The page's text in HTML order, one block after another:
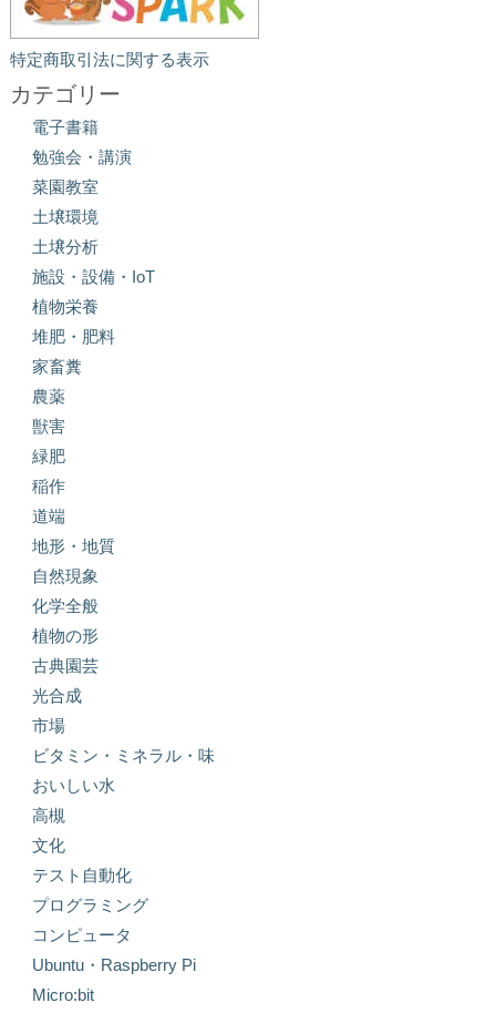
特定商取引法に関する表示
カテゴリー
電子書籍
勉強会・講演
菜園教室
土壌環境
土壌分析
施設・設備・IoT
植物栄養
堆肥・肥料
家畜糞
農薬
獣害
緑肥
稲作
道端
地形・地質
自然現象
化学全般
植物の形
古典園芸
光合成
市場
ビタミン・ミネラル・味
おいしい水
高槻
文化
テスト自動化
プログラミング
コンピュータ
Ubuntu・Raspberry Pi
Micro:bit